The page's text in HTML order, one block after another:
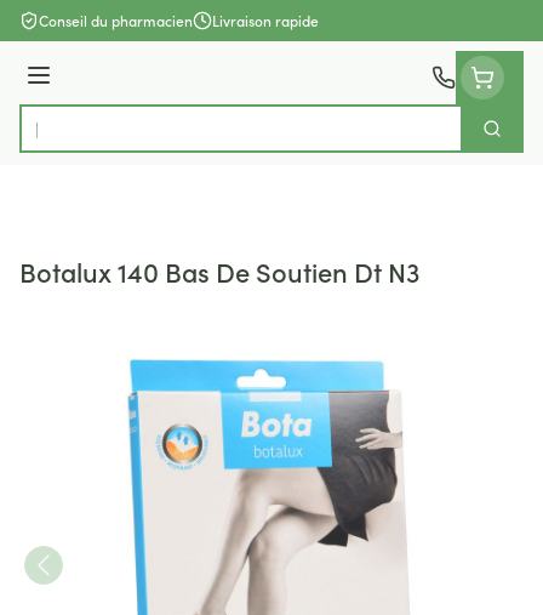
Aller au contenu
Conseil du pharmacien Livraison rapide
Menu
Rechercher
Botalux 140 Bas De Soutien Dt N3